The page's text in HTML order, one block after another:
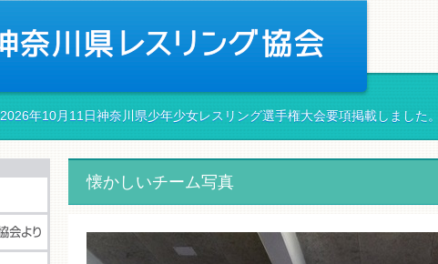
2026年10月11日神奈川県少年少女レスリング選手権大会要項掲載しました。
懐かしいチーム写真